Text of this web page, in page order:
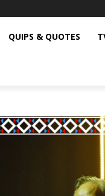
QUIPS & QUOTES